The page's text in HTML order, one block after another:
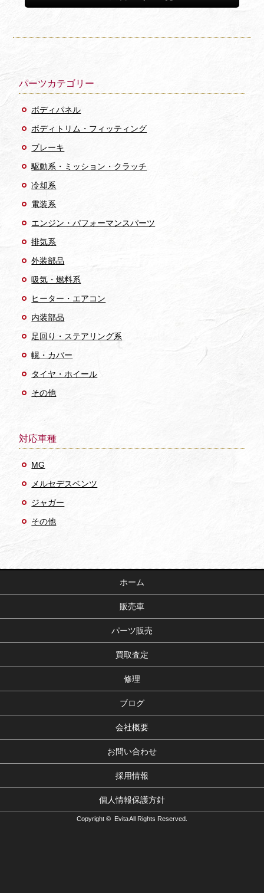
パーツカテゴリー
ボディパネル
ボディトリム・フィッティング
ブレーキ
駆動系・ミッション・クラッチ
冷却系
電装系
エンジン・パフォーマンスパーツ
排気系
外装部品
吸気・燃料系
ヒーター・エアコン
内装部品
足回り・ステアリング系
幌・カバー
タイヤ・ホイール
その他
対応車種
MG
メルセデスベンツ
ジャガー
その他
ホーム
販売車
パーツ販売
買取査定
修理
ブログ
会社概要
お問い合わせ
採用情報
個人情報保護方針
Copyright © Evita All Rights Reserved.